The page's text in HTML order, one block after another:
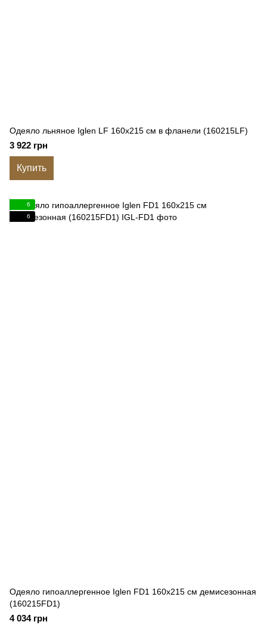
Одеяло льняное Iglen LF 160x215 см в фланели (160215LF)
3 922 грн
Купить
6
6
Одеяло гипоаллергенное Iglen FD1 160x215 см демисезонная
(160215FD1)
4 034 грн